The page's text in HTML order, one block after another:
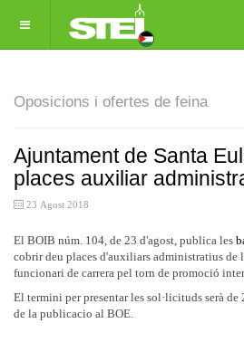
Oposicions i ofertes de feina
Ajuntament de Santa
places auxiliar
23 Agost 2018
El BOIB núm. 104, de 23 d'agost, publica les
cobrir deu places d'auxiliars administratius de
funcionari de carrera pel torn de promoció
El termini per presentar les sol·licituds serà
de la publicacio al BOE.